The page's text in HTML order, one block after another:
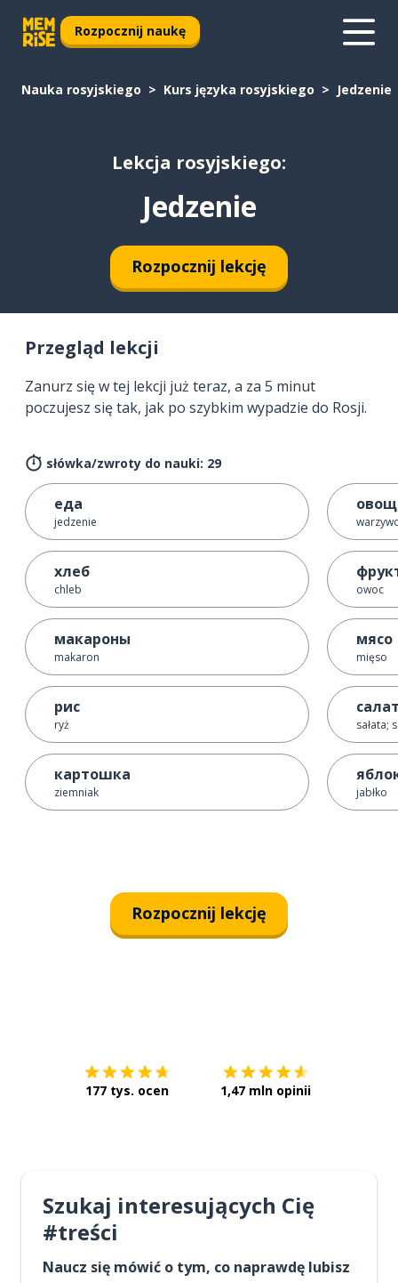
Rozpocznij naukę
Nauka rosyjskiego Kurs języka rosyjskiego Jedzenie
Lekcja rosyjskiego:
Jedzenie
Rozpocznij lekcję
Przegląd lekcji
Zanurz się w tej lekcji już teraz, a za 5 minut
poczujesz się tak, jak po szybkim wypadzie do Rosji.
słówka/zwroty do nauki: 29
еда
jedzenie
хлеб
chleb
макароны
makaron
рис
ryż
картошка
ziemniak
овощ
owoc
мясо
mięso
sałata;
jabłko
Rozpocznij lekcję
177 tys. ocen 1,47 mln opinii
Szukaj interesujących Cię
#treści
Naucz się mówić o tym, co naprawdę lubisz